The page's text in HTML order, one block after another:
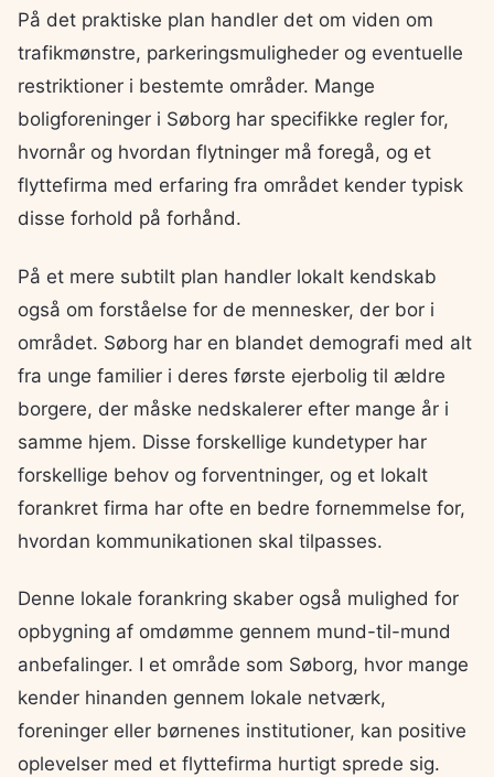
På det praktiske plan handler det om viden om
trafikmønstre, parkeringsmuligheder og eventuelle
restriktioner i bestemte områder. Mange
boligforeninger i Søborg har specifikke regler for,
hvornår og hvordan flytninger må foregå, og et
flyttefirma med erfaring fra området kender typisk
disse forhold på forhånd.
På et mere subtilt plan handler lokalt kendskab
også om forståelse for de mennesker, der bor i
området. Søborg har en blandet demografi med alt
fra unge familier i deres første ejerbolig til ældre
borgere, der måske nedskalerer efter mange år i
samme hjem. Disse forskellige kundetyper har
forskellige behov og forventninger, og et lokalt
forankret firma har ofte en bedre fornemmelse for,
hvordan kommunikationen skal tilpasses.
Denne lokale forankring skaber også mulighed for
opbygning af omdømme gennem mund-til-mund
anbefalinger. I et område som Søborg, hvor mange
kender hinanden gennem lokale netværk,
foreninger eller børnenes institutioner, kan positive
oplevelser med et flyttefirma hurtigt sprede sig.